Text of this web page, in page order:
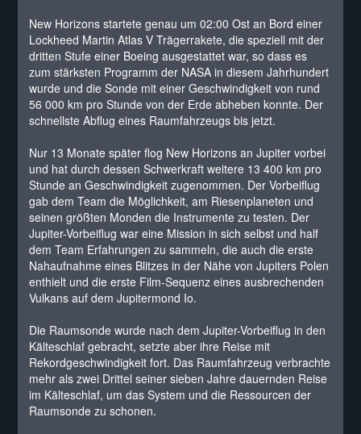
New Horizons startete genau um 02:00 Ost an Bord einer
Lockheed Martin Atlas V Trägerrakete, die speziell mit der
dritten Stufe einer Boeing ausgestattet war, so dass es
zum stärksten Programm der NASA in diesem Jahrhundert
wurde und die Sonde mit einer Geschwindigkeit von rund
56 000 km pro Stunde von der Erde abheben konnte. Der
schnellste Abflug eines Raumfahrzeugs bis jetzt.
Nur 13 Monate später flog New Horizons an Jupiter vorbei
und hat durch dessen Schwerkraft weitere 13 400 km pro
Stunde an Geschwindigkeit zugenommen. Der Vorbeiflug
gab dem Team die Möglichkeit, am Riesenplaneten und
seinen größten Monden die Instrumente zu testen. Der
Jupiter-Vorbeiflug war eine Mission in sich selbst und half
dem Team Erfahrungen zu sammeln, die auch die erste
Nahaufnahme eines Blitzes in der Nähe von Jupiters Polen
enthielt und die erste Film-Sequenz eines ausbrechenden
Vulkans auf dem Jupitermond Io.
Die Raumsonde wurde nach dem Jupiter-Vorbeiflug in den
Kälteschlaf gebracht, setzte aber ihre Reise mit
Rekordgeschwindigkeit fort. Das Raumfahrzeug verbrachte
mehr als zwei Drittel seiner sieben Jahre dauernden Reise
im Kälteschlaf, um das System und die Ressourcen der
Raumsonde zu schonen.